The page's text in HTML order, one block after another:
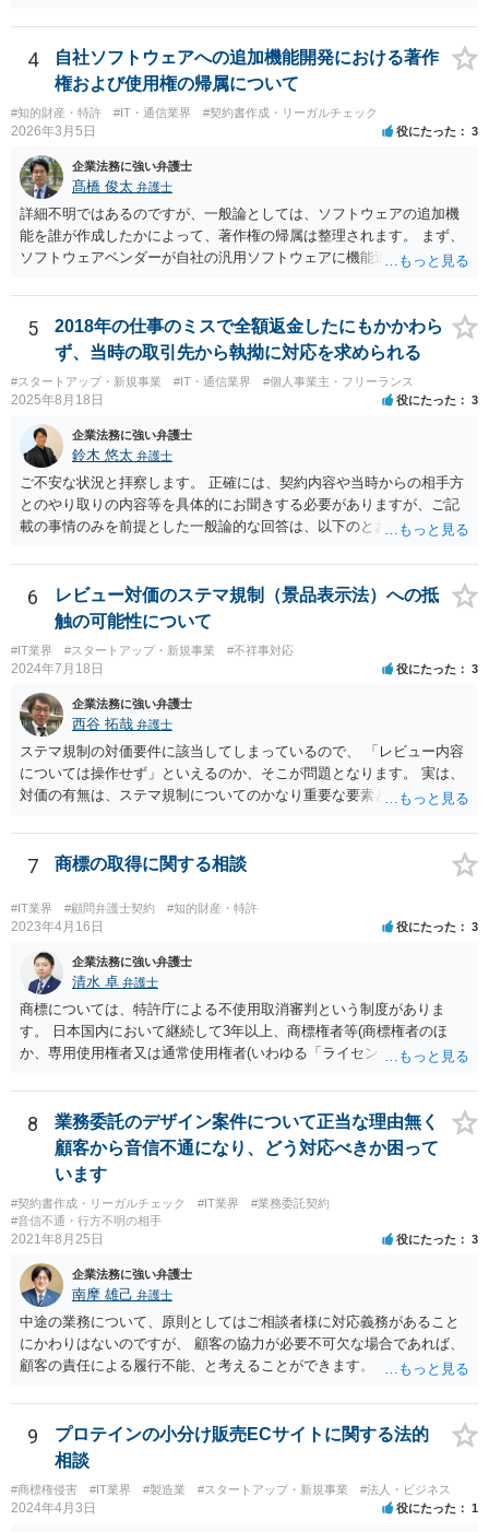
分だけでどれくらいの価値があるのか、が問題になります。 一般論は
以上で、より個別的なお話は、詳しい契約内容や開発内容を知る必要
と思います。
4
自社ソフトウェアへの追加機能開発における著作
権および使用権の帰属について
#知的財産・特許 #IT・通信業界 #契約書作成・リーガルチェック
2026年3月5日 役にたった 3
企業法務に強い弁護士
髙橋 俊太 弁護士
詳細不明ではあるのですが、一般論としては、ソフトウェアの追加機
能を誰が作成したかによって、著作権の帰属は整理されます。 まず、
ソフトウェアベンダーが自社の汎用ソフトウェアに機能追加を行った
の合意がない限り、追加部分を含めたプログラムの著作権は原則とし
てベンダーに帰属します。利用者が費用を負担している場合でも、そ
れだけで著作権が利用者に移転するわけではありません。 一方、利用
者側に認められるのは通常、その追加機能を含むソフトウェアを契約
の範囲内で利用する権利（使用許諾）にとどまることが多く、その具
体的な範囲は契約内容によって決まります。たとえば、当該利用者の
みが使用できるのか、ベンダーが他の顧客にも同様の機能を提供でき
るのか、といった点は契約によって調整されるのが一般的です。 ま
た、契約で特別の定めを設けることにより、追加機能の著作権を利用
者に帰属させる、あるいはベンダーに帰属させつつ利用者に独占的な
使用権を認めるといった整理をすることも可能です。 したがって、費
用負担のみをもって著作権の帰属が決まるものではなく、著作物を創
作した主体と、当事者間の契約内容によって決まると考えられます。
5
2018年の仕事のミスで全額返金したにもかかわら
ず、当時の取引先から執拗に対応を求められる
#スタートアップ・新規事業 #IT・通信業界 #個人事業主・フリーランス
2025年8月18日 役にたった 3
企業法務に強い弁護士
鈴木 悠太 弁護士
ご不安な状況と拝察します。 正確には、契約内容や当時からの相手方
とのやり取りの内容等を具体的にお聞きする必要がありますが、ご記
載の事情のみを前提とした一般論的な回答は、以下のとおりです。 ①
前の商事消滅時効、不法行為消滅時効）にかかっている可能性が高い
です。 ②相手方の報告要求については、法的には従う義務はないでし
ょう。 ③すでに対応は完了しており、もし相手方から今後具体的な法
的請求ないし措置がなされれば改めて検討するという方針でもよいよ
うに思われます。
6
レビュー対価のステマ規制（景品表示法）への抵
触の可能性について
#IT業界 #スタートアップ・新規事業 #不祥事対応
2024年7月18日 役にたった 3
企業法務に強い弁護士
西谷 拓哉 弁護士
ステマ規制の対価要件に該当してしまっているので、 「レビュー内容
については操作せず」といえるのか、そこが問題となります。 実は、
対価の有無は、ステマ規制についてのかなり重要な要素となります。
とを条件に割り引くサービスを提供していたケースですが、 明示的に
高評価と指示していなくても、全件報酬を支払うことを約してレビュ
事業者が関与していると評価され「事業者による表示（広告）」と判
断される余地は残るといえるでしょう。 あくまで、自身の嗜好に基づ
く、自主的なレビューでなければステマ規制にひっかかる可能性があ
るのです。 ※消費者庁のステマ規制の運用ガイドラインであるhttps://
www.caa.go.jp/policies/policy/representation/fair_labeling/guideline/ass
ets/representation_cms216_230328_03.pdf の５頁（イ）、２（１）参
照
7 商標の取得に関する相談
#IT業界 #顧問弁護士契約 #知的財産・特許
2023年4月16日 役にたった 3
企業法務に強い弁護士
清水 卓 弁護士
商標については、特許庁による不使用取消審判という制度がありま
す。 日本国内において継続して3年以上、商標権者等(商標権者のほ
か、専用使用権者又は通常使用権者(いわゆる「ライセンシー」)が、指
も、その指定商品・指定役務に関する商標登録を取り消すことについ
て、審判を請求することができます(商標法第50条第1項)。 また、登録
商標を有する企業から対象となる商標権を譲り受ける方法もあり得ま
す。 いずれにしても、詳しい事情に基づく判断を要するご事案かと思
われますので、一度、商標権に詳しい弁護士や弁理士に直接相談の
上、今後の方針の検討をなさってみるとよろしいかと思います。
8
業務委託のデザイン案件について正当な理由無く
顧客から音信不通になり、どう対応べきか困って
います
#契約書作成・リーガルチェック #IT業界
#業務委託契約
#音信不通・行方不明の相手
2021年8月25日 役にたった 3
企業法務に強い弁護士
南摩 雄己 弁護士
中途の業務について、原則としてはご相談者様に対応義務があること
にかわりはないのですが、 顧客の協力が必要不可欠な場合であれば、
顧客の責任による履行不能、と考えることができます。 トラブルにな
などで 簡単にでもまとめておくこと、顧客とのやり取りのログを証拠
として保存しておくこともお勧めいたします。
9
プロテインの小分け販売ECサイトに関する法的
相談
#商標権侵害 #IT業界 #製造業 #スタートアップ・新規事業 #法人・ビジネス
2024年4月3日 役にたった 1